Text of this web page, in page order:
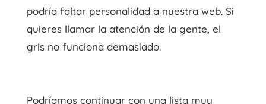
podría faltar personalidad a nuestra web. Si
quieres llamar la atención de la gente, el
gris no funciona demasiado.
Podríamos continuar con una lista muy